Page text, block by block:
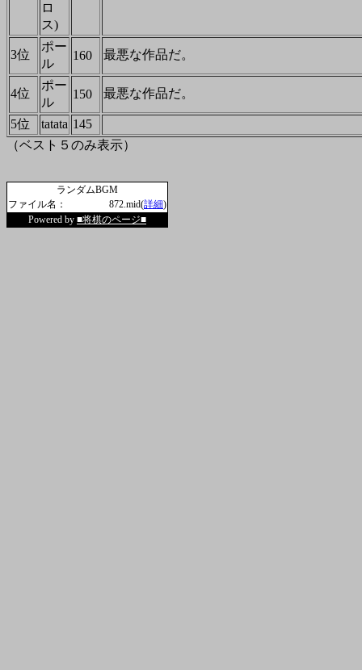
ロ
ス)
3位
ポー
ル
160 最悪な作品だ。
4位
ポー
ル
150 最悪な作品だ。
5位 tatata 145
（ベスト５のみ表示）
ランダムBGM
ファイル名：
872.mid(詳細)
Powered by ■将棋のページ■